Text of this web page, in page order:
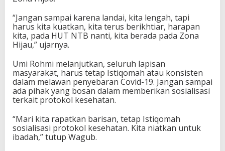
“Jangan sampai karena landai, kita lengah, tapi
harus kita kuatkan, kita terus berikhtiar, harapan
kita, pada HUT NTB nanti, kita berada pada Zona
Hijau,” ujarnya.
Umi Rohmi melanjutkan, seluruh lapisan
masyarakat, harus tetap Istiqomah atau konsisten
dalam melawan penyebaran Covid-19. Jangan sampai
ada pihak yang bosan dalam memberikan sosialisasi
terkait protokol kesehatan.
“Mari kita rapatkan barisan, tetap Istiqomah
sosialisasi protokol kesehatan. Kita niatkan untuk
ibadah,” tutup Wagub.